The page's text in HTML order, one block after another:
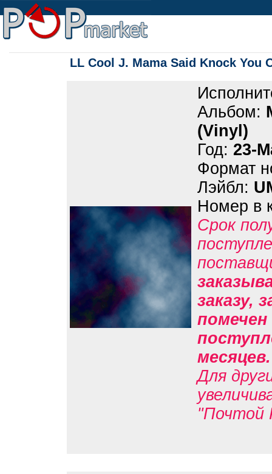
LL Cool J. Mama Said Knock You
Альбом:
(Vinyl)
Год: 23-
Формат
Лэйбл:
Номер в
Срок
заказу,
помечен
Для
"Почтой